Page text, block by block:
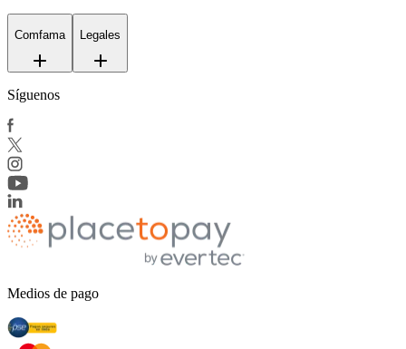
Comfama Legales
Síguenos
Medios de pago